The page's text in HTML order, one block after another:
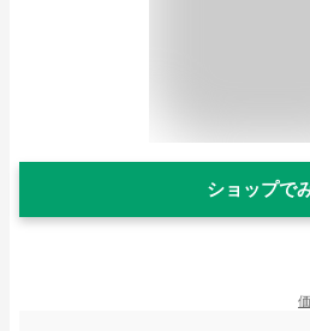
ショップで